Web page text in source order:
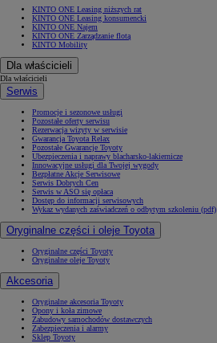
KINTO ONE Leasing niższych rat
KINTO ONE Leasing konsumencki
KINTO ONE Najem
KINTO ONE Zarządzanie flotą
KINTO Mobility
Dla właścicieli
Dla właścicieli
Serwis
Promocje i sezonowe usługi
Pozostałe oferty serwisu
Rezerwacja wizyty w serwisie
Gwarancja Toyota Relax
Pozostałe Gwarancje Toyoty
Ubezpieczenia i naprawy blacharsko-lakiernicze
Innowacyjne usługi dla Twojej wygody
Bezpłatne Akcje Serwisowe
Serwis Dobrych Cen
Serwis w ASO się opłaca
Dostęp do informacji serwisowych
Wykaz wydanych zaświadczeń o odbytym szkoleniu (pdf)
Oryginalne części i oleje Toyota
Oryginalne części Toyoty
Oryginalne oleje Toyoty
Akcesoria
Oryginalne akcesoria Toyoty
Opony i koła zimowe
Zabudowy samochodów dostawczych
Zabezpieczenia i alarmy
Sklep Toyoty